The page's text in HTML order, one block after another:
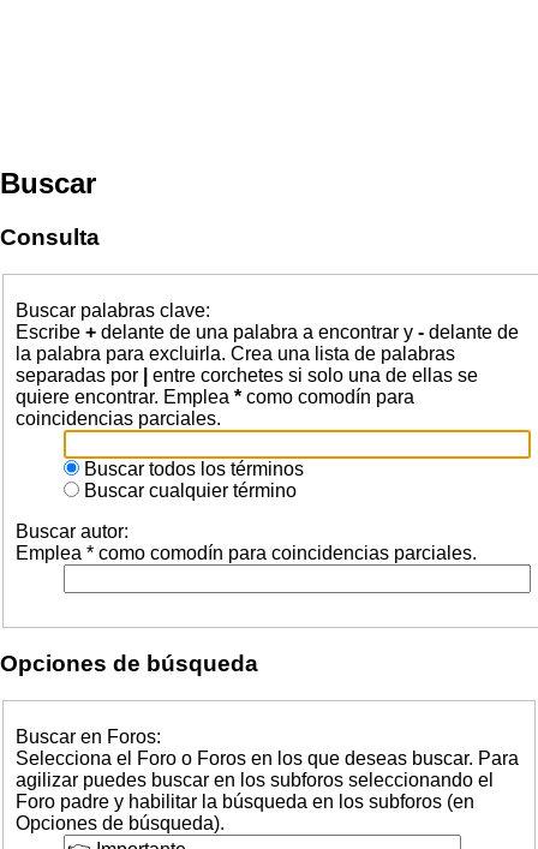
Buscar
Consulta
Buscar palabras clave:
Escribe + delante de una palabra a encontrar y - delante de
la palabra para excluirla. Crea una lista de palabras
separadas por
entre corchetes si solo una de ellas se
quiere encontrar. Emplea * como comodín para
coincidencias parciales.
Buscar todos los términos
Buscar cualquier término
Buscar autor:
Emplea * como comodín para coincidencias parciales.
Opciones de búsqueda
Buscar en Foros:
Selecciona el Foro o Foros en los que deseas buscar. Para
agilizar puedes buscar en los subforos seleccionando el
Foro padre y habilitar la búsqueda en los subforos (en
Opciones de búsqueda).